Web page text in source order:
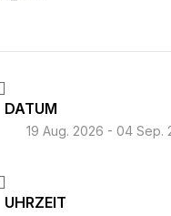
DATUM
19 Aug. 2026 - 04 Sep.
UHRZEIT